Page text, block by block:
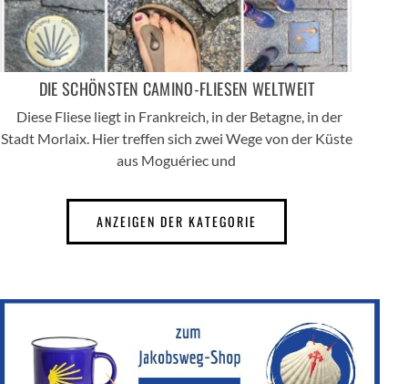
DIE SCHÖNSTEN CAMINO-FLIESEN WELTWEIT
Diese Fliese liegt in Frankreich, in der Betagne, in der
Stadt Morlaix. Hier treffen sich zwei Wege von der Küste
aus Moguériec und
ANZEIGEN DER KATEGORIE